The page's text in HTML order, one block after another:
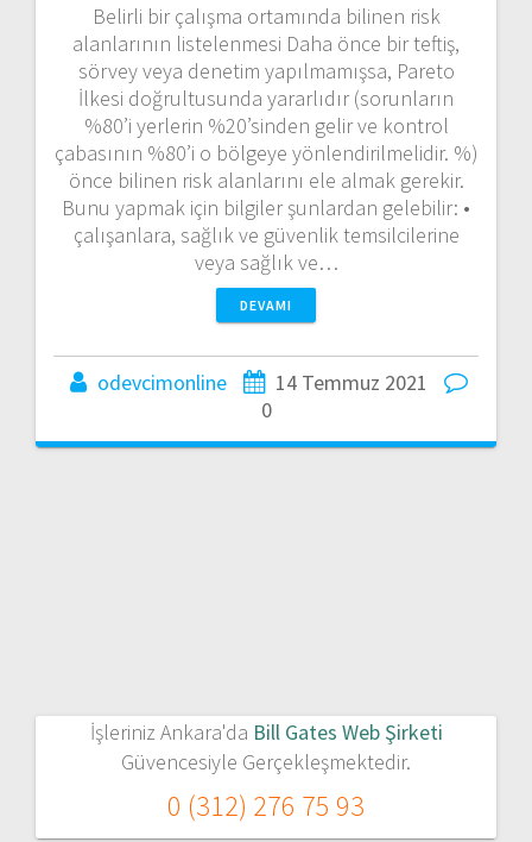
Belirli bir çalışma ortamında bilinen risk
alanlarının listelenmesi Daha önce bir teftiş,
sörvey veya denetim yapılmamışsa, Pareto
İlkesi doğrultusunda yararlıdır (sorunların
%80’i yerlerin %20’sinden gelir ve kontrol
çabasının %80’i o bölgeye yönlendirilmelidir. %)
önce bilinen risk alanlarını ele almak gerekir.
Bunu yapmak için bilgiler şunlardan gelebilir: •
çalışanlara, sağlık ve güvenlik temsilcilerine
veya sağlık ve…
DEVAMI
odevcimonline
14 Temmuz 2021
0
İşleriniz Ankara'da Bill Gates Web Şirketi
Güvencesiyle Gerçekleşmektedir.
0 (312) 276 75 93